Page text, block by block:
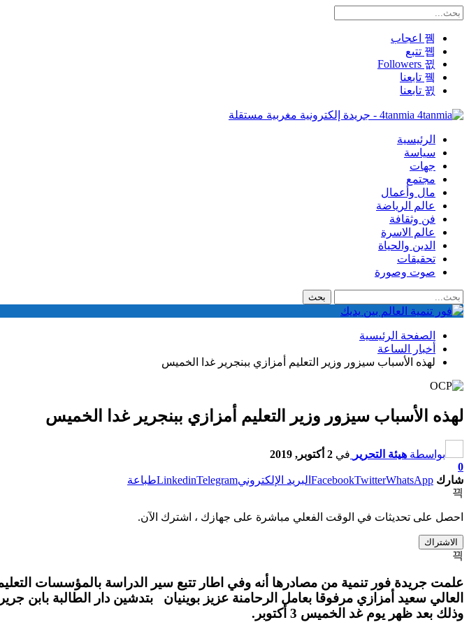
اعجاب
تتبع
تابعنا
تابعنا
4tanmia - جريدة إلكترونية مغربية مستقلة
الرئيسية
سياسة
جهات
مجتمع
مال وأعمال
عالم الرياضة
فن وثقافة
عالم الاسرة
الدين والحياة
تحقيقات
صوت وصورة
الصفحة الرئيسية
أخبار الساعة
لهذه الأسباب سيزور وزير التعليم أمزازي ببنجرير غدا الخميس
لهذه الأسباب سيزور وزير التعليم أمزازي ببنجرير غدا الخميس
بواسطة هيئة التحرير في 2 أكتوبر, 2019
0
شارك
FacebookTwitterWhatsApp البريد الإلكتروني LinkedinTelegram طباعة
احصل على تحديثات في الوقت الفعلي مباشرة على جهازك ، اشترك الآن.
الاشتراك
العالي سعيد أمزازي مرفوقا بعامل الرحامنة عزيز بوينيان بتدشين دار الطالبة بابن
وذلك بعد ظهر يوم غد الخميس 3 أكتوبر.